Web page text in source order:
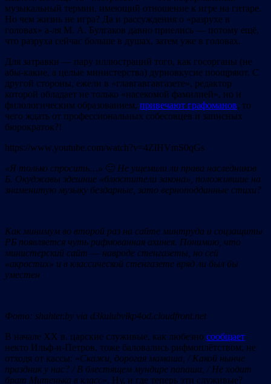
музыкальный термин, имеющий отношение к игре на гитаре.
Но чем жизнь не игра? Да и рассуждения о «разрухе в
головах» а-ля М. А. Булгаков давно приелись — потому ещё,
что разруха сейчас больше в душах, затем уже в головах.
Для затравки — пару иллюстраций того, как госорганы (не
абы-какие, а целые министерства) дурновкусие поощряют. С
другой стороны, ежели в «главгавгавгазете», редактор
которой обладает не только «насекомой фамилией», но и
филологическим образованием, привечают графоманов, то
чего ждать от профессиональных собесовцев и записных
бюрократок?!
https://www.youtube.com/watch?v=4ZlHVmS0qGs
«Я только спросить…» 🙂 Не ущемили ли права наследников
Б. Окуджавы здешние «блюстители закона», положившие на
знаменитую музыку бездарные, зато верноподданные стихи?
Как минимум во второй раз на сайте минтруда и соцзащиты
РБ появляется чуть рифмованная ахинея. Понимаю, что
министерский сайт — нaвроде стенгазеты, но cей
«акростих» и в классической стенгазете вряд ли был бы
уместен
Фото: shahter.by via d3kulubvlkp4od.cloudfront.net
В начале ХХ в. царские служивые, как любезно сообщает
некто Ильф-и-Петров, тоже баловались рифмоплётством, не
отходя от кассы: «Скажи, дорогая мамаша, / Какой нынче
праздник у нас? /В блестящем мундире папаша, /Не ходит
брат Митенька в класс». Ну, и где теперь эти служивые?